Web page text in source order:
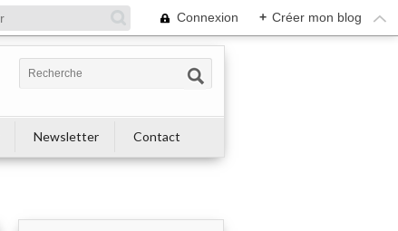
Connexion + Créer mon blog
Newsletter Contact